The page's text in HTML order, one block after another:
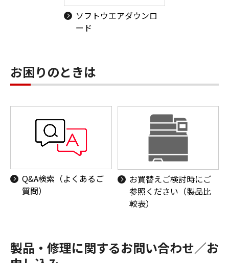
ソフトウエアダウンロ
ード
お困りのときは
Q&A検索（よくあるご
質問）
お買替えご検討時にご
参照ください（製品比
較表）
製品・修理に関するお問い合わせ／お